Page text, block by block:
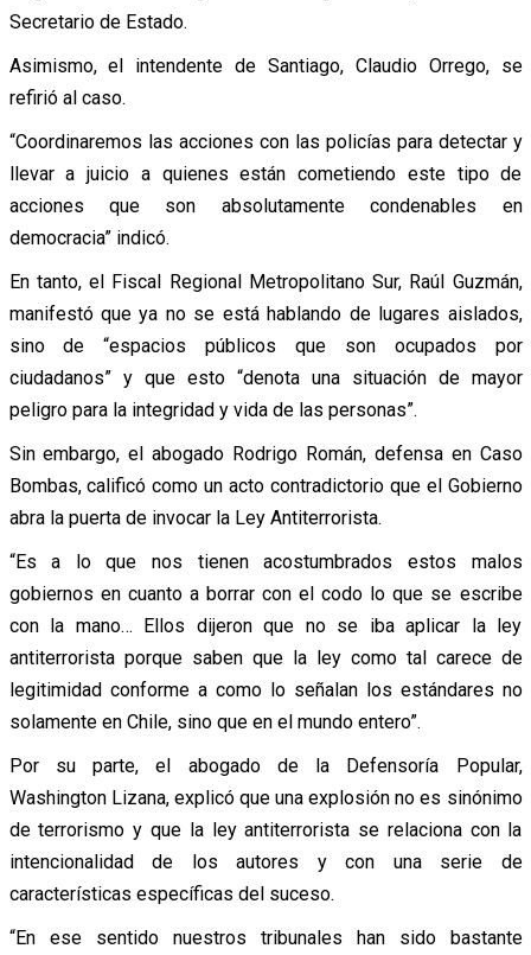
Secretario de Estado.
Asimismo, el intendente de Santiago, Claudio Orrego, se
refirió al caso.
“Coordinaremos las acciones con las policías para detectar y
llevar a juicio a quienes están cometiendo este tipo de
acciones que son absolutamente condenables en
democracia” indicó.
En tanto, el Fiscal Regional Metropolitano Sur, Raúl Guzmán,
manifestó que ya no se está hablando de lugares aislados,
sino de “espacios públicos que son ocupados por
ciudadanos” y que esto “denota una situación de mayor
peligro para la integridad y vida de las personas”.
Sin embargo, el abogado Rodrigo Román, defensa en Caso
Bombas, calificó como un acto contradictorio que el Gobierno
abra la puerta de invocar la Ley Antiterrorista.
“Es a lo que nos tienen acostumbrados estos malos
gobiernos en cuanto a borrar con el codo lo que se escribe
con la mano… Ellos dijeron que no se iba aplicar la ley
antiterrorista porque saben que la ley como tal carece de
legitimidad conforme a como lo señalan los estándares no
solamente en Chile, sino que en el mundo entero”.
Por su parte, el abogado de la Defensoría Popular,
Washington Lizana, explicó que una explosión no es sinónimo
de terrorismo y que la ley antiterrorista se relaciona con la
intencionalidad de los autores y con una serie de
características específicas del suceso.
“En ese sentido nuestros tribunales han sido bastante